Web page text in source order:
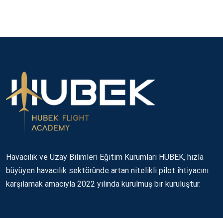
Havacılık ve Uzay Bilimleri Eğitim Kurumları HUBEK, hızla
büyüyen havacılık sektöründe artan nitelikli pilot ihtiyacını
karşılamak amacıyla 2022 yılında kurulmuş bir kuruluştur.